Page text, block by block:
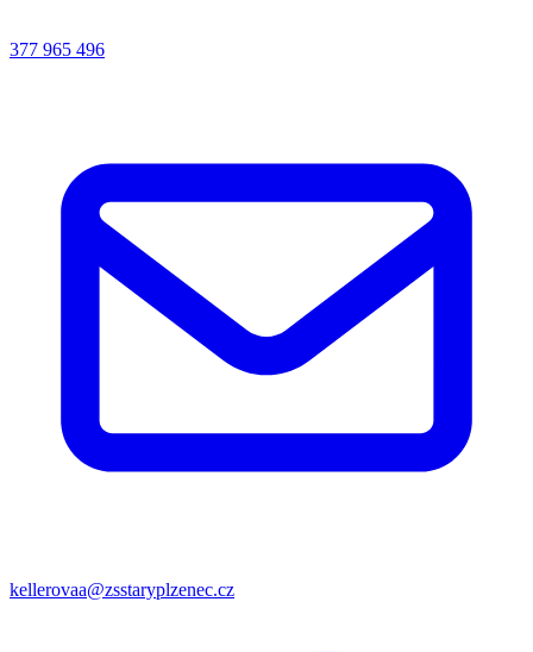
377 965 496
kellerovaa@zsstaryplzenec.cz